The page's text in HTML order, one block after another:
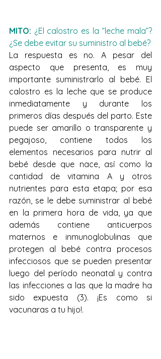
MITO: ¿El calostro es la “leche mala”?
La respuesta es no. A pesar del
aspecto que presenta, es muy
importante suministrarlo al bebé. El
calostro es la leche que se produce
inmediatamente y durante los
primeros días después del parto. Este
puede ser amarillo o transparente y
pegajoso, contiene todos los
elementos necesarios para nutrir al
bebé desde que nace, así como la
cantidad de vitamina A y otros
nutrientes para esta etapa; por esa
razón, se le debe suministrar al bebé
en la primera hora de vida, ya que
además contiene anticuerpos
maternos e inmunoglobulinas que
protegen al bebé contra procesos
infecciosos que se pueden presentar
luego del período neonatal y contra
las infecciones a las que la madre ha
sido expuesta (3). ¡Es como si
vacunaras a tu hijo!.